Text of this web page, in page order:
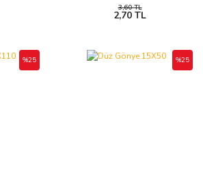
3,60 TL
2,70 TL
%25 %25